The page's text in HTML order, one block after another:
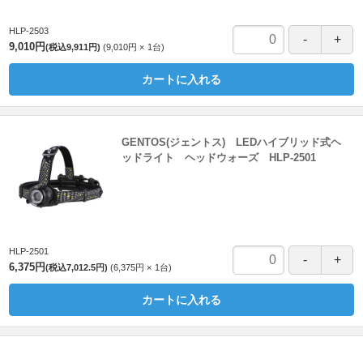
HLP-2503
9,010円(税込9,911円) 9,010円 1 台
カートに入れる
GENTOS(ジェントス) LEDハイブリッド式ヘ
ッドライト ヘッドウォーズ HLP-2501
HLP-2501
6,375円(税込7,012.5円) 6,375円 1 台
カートに入れる